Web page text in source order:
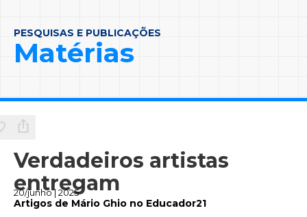
PESQUISAS E PUBLICAÇÕES
Matérias
Verdadeiros artistas
entregam
20/junho | 2025
Artigos de Mário Ghio no Educador21